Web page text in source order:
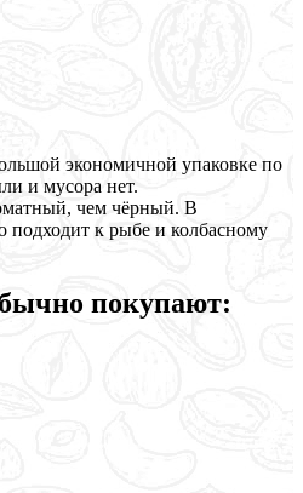
экономичной упаковке по
и мусора нет.
чем чёрный. В
подходит к рыбе и колбасному
покупают: